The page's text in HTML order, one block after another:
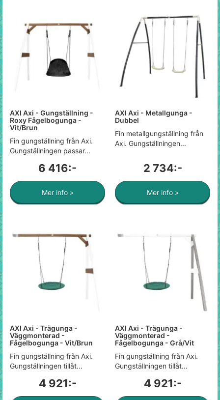
AXI Axi - Gungställning -
Roxy Fågelbogunga -
Vit/Brun
Fin gungställning från Axi.
Gungställningen passar...
6 416:-
Mer info »
AXI Axi - Metallgunga -
Dubbel
Fin metallgungställning från
Axi. Gungställningen...
2 734:-
Mer info »
AXI Axi - Trägunga -
Väggmonterad -
Fågelbogunga - Vit/Brun
Fin gungställning från Axi.
Gungställningen tillåt...
4 921:-
AXI Axi - Trägunga -
Väggmonterad -
Fågelbogunga - Grå/Vit
Fin gungställning från Axi.
Gungställningen tillåt...
4 921:-